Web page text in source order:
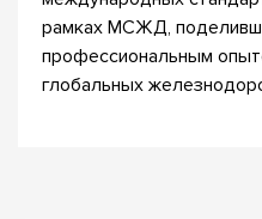
рамках МСЖД,
профессиональным
глобальных